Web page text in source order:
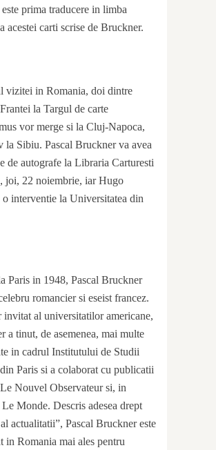
este prima traducere in limba
acestei carti scrise de Bruckner.
vizitei in Romania, doi dintre
la Targul de carte
vor merge si la Cluj-Napoca,
la Sibiu. Pascal Bruckner va avea
de autografe la Libraria Carturesti
joi, 22 noiembrie, iar Hugo
o interventie la Universitatea din
Paris in 1948, Pascal Bruckner
romancier si eseist francez.
invitat al universitatilor americane,
a tinut, de asemenea, mai multe
in cadrul Institutului de Studii
Paris si a colaborat cu publicatii
Nouvel Observateur si, in
Monde. Descris adesea drept
actualitatii”, Pascal Bruckner este
in Romania mai ales pentru